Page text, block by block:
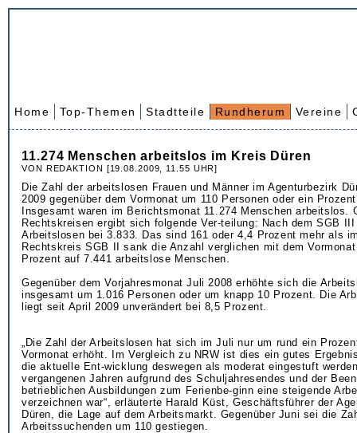
Home Top-Themen Stadtteile Rundherum Vereine
11.274 Menschen arbeitslos im Kreis Düren
VON REDAKTION [19.08.2009, 11.55 UHR]
Die Zahl der arbeitslosen Frauen und Männer im Agenturbezirk
2009 gegenüber dem Vormonat um 110 Personen oder ein
Insgesamt waren im Berichtsmonat 11.274 Menschen arbeitslos.
Rechtskreisen ergibt sich folgende Ver-teilung: Nach dem SGB
Arbeitslosen bei 3.833. Das sind 161 oder 4,4 Prozent mehr als
Rechtskreis SGB II sank die Anzahl verglichen mit dem
Prozent auf 7.441 arbeitslose Menschen.
Gegenüber dem Vorjahresmonat Juli 2008 erhöhte sich die
insgesamt um 1.016 Personen oder um knapp 10 Prozent. Die
liegt seit April 2009 unverändert bei 8,5 Prozent.
„Die Zahl der Arbeitslosen hat sich im Juli nur um rund ein
Vormonat erhöht. Im Vergleich zu NRW ist dies ein gutes
die aktuelle Ent-wicklung deswegen als moderat eingestuft
vergangenen Jahren aufgrund des Schuljahresendes und der
betrieblichen Ausbildungen zum Ferienbe-ginn eine steigende
verzeichnen war“, erläuterte Harald Küst, Geschäftsführer der
Düren, die Lage auf dem Arbeitsmarkt. Gegenüber Juni sei die
Arbeitssuchenden um 110 gestiegen.